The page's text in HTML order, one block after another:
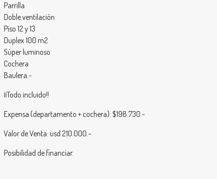
Parrilla
Doble ventilación
Piso 12 y 13
Duplex 100 m2
Súper luminoso
Cochera
Baulera.-
¡¡Todo incluido!!
Expensa (departamento + cochera): $198.730.-
Valor de Venta: usd 210.000.-
Posibilidad de financiar.